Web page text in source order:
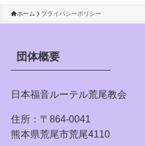
ホーム プライバシーポリシー
団体概要
日本福音ルーテル荒尾教会
住所：〒864-0041
熊本県荒尾市荒尾4110